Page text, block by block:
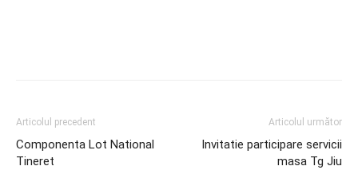
Articolul precedent
Componenta Lot National
Tineret
Articolul următor
Invitatie participare servicii
masa Tg Jiu